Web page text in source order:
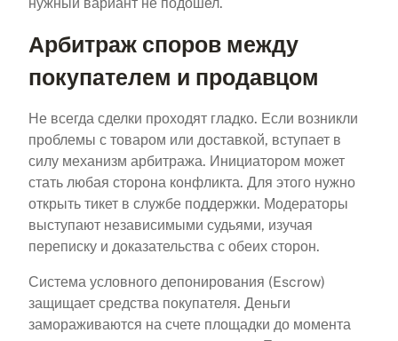
Арбитраж споров между
покупателем и продавцом
Не всегда сделки проходят гладко. Если возникли
проблемы с товаром или доставкой, вступает в
силу механизм арбитража. Инициатором может
стать любая сторона конфликта. Для этого нужно
открыть тикет в службе поддержки. Модераторы
выступают независимыми судьями, изучая
переписку и доказательства с обеих сторон.
Система условного депонирования (Escrow)
защищает средства покупателя. Деньги
замораживаются на счете площадки до момента